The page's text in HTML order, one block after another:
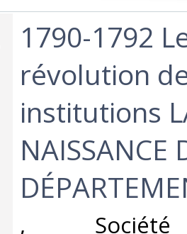
‎1790-1792
révolution
institutions
NAISSANCE
‎, Société